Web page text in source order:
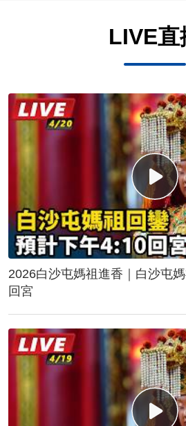
LIVE直
2026白沙屯媽祖進香｜白沙屯媽祖回鑾 預
回宮